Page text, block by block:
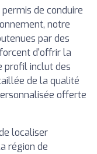
de conduire
notre
par des
d'offrir la
profil inclut des
de la qualité
offerte
localiser
région de